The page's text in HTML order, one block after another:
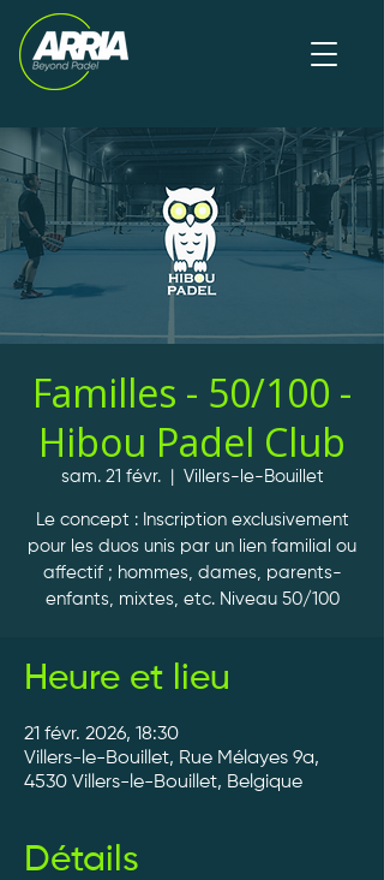
Familles - 50/100 -
Hibou Padel Club
sam. 21 févr.
  |
Villers-le-Bouillet
Le concept : Inscription exclusivement
pour les duos unis par un lien familial ou
affectif ; hommes, dames, parents-
enfants, mixtes, etc. Niveau 50/100
Heure et lieu
21 févr. 2026, 18:30
Villers-le-Bouillet, Rue Mélayes 9a,
4530 Villers-le-Bouillet, Belgique
Détails